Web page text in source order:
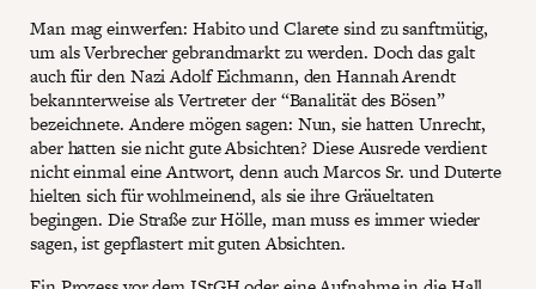
Man mag einwerfen: Habito und Clarete sind zu sanftmütig,
um als Verbrecher gebrandmarkt zu werden. Doch das galt
auch für den Nazi Adolf Eichmann, den Hannah Arendt
bekannterweise als Vertreter der “Banalität des Bösen”
bezeichnete. Andere mögen sagen: Nun, sie hatten Unrecht,
aber hatten sie nicht gute Absichten? Diese Ausrede verdient
nicht einmal eine Antwort, denn auch Marcos Sr. und Duterte
hielten sich für wohlmeinend, als sie ihre Gräueltaten
begingen. Die Straße zur Hölle, man muss es immer wieder
sagen, ist gepflastert mit guten Absichten.